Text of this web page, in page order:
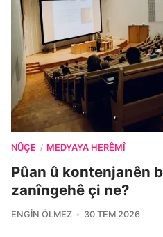
NÛÇE / MEDYAYA HERÊMÎ
Pûan û kontenjanên
zanîngehê çi ne?
ENGIN ÖLMEZ 30 TEM 2026